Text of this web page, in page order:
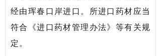
经由珲春口岸进口。所进口药材应当
符合《进口药材管理办法》等有关规
定。